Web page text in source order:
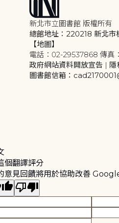
新北市立圖書館 版權所有
總館地址：220218 新北市
【地圖】
電話：02-29537868 傳真
政府網站資料開放宣告 | 隱
圖書館信箱：
個翻譯評分
意見回饋將用於協助改善